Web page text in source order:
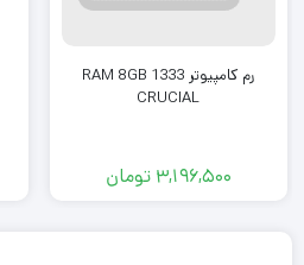
رم کامپیوتر RAM 8GB 1333
CRUCIAL
3,196,500 تومان